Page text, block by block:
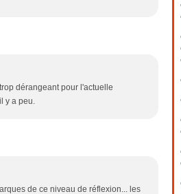
dérangeant pour l'actuelle
y a peu.
de ce niveau de réflexion... les